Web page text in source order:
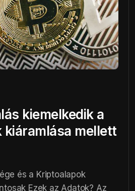
kiemelkedik a
kiáramlása mellett
és a Kriptoalapok
Ezek az Adatok? Az